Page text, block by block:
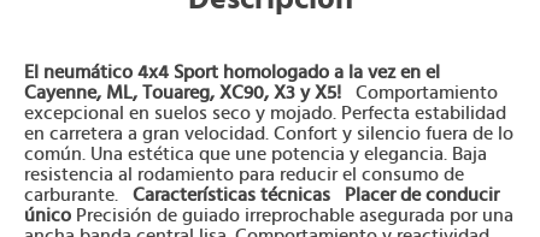
El neumático 4x4 Sport homologado a la vez en el
Cayenne, ML, Touareg, XC90, X3 y X5!
Comportamiento
excepcional en suelos seco y mojado. Perfecta estabilidad
en carretera a gran velocidad. Confort y silencio fuera de lo
común. Una estética que une potencia y elegancia. Baja
resistencia al rodamiento para reducir el consumo de
carburante. Características técnicas
Placer de conducir
único Precisión de guiado irreprochable asegurada por una